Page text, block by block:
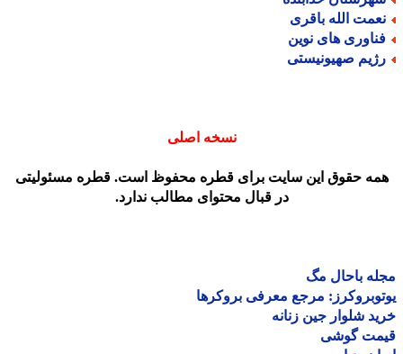
الله باقری
های نوین
صهیونیستی
نسخه اصلی
حقوق این سایت برای قطره محفوظ است. قطره مسئولیتی
در قبال محتوای مطالب ندارد.
باحال مگ
مرجع معرفی بروکرها
شلوار جین زنانه
گوشی